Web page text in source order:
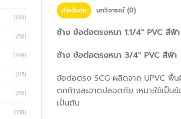
(130)
(86)
(199)
(115)
(86)
(138)
คำอธิบาย บทวิจารณ์ (0)
ช้าง ข้อต่อตรงหนา 1.1/4″ PVC สีฟ้า
ช้าง ข้อต่อตรงหนา 3/4″ PVC สีฟ้า
ข้อต่อตรง SCG ผลิตจาก UPVC พื้
ตกค้างสะอาดปลอดภัย เหมาะใช้เป็น
เป็นต้น